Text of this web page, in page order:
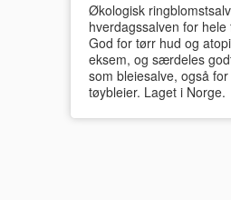
Økologisk
hverdagssalven for hele
God for tørr hud og
eksem, og særdeles
som bleiesalve, også for
tøybleier. Laget i Norge.